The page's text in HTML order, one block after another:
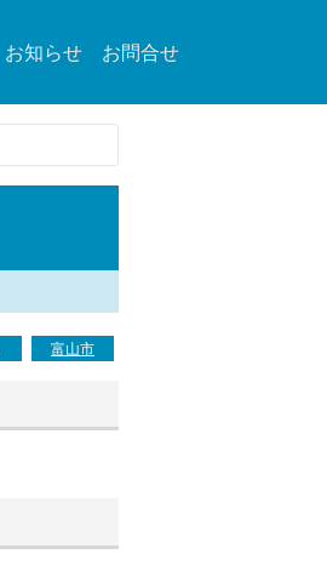
お知らせ お問合せ
富山市